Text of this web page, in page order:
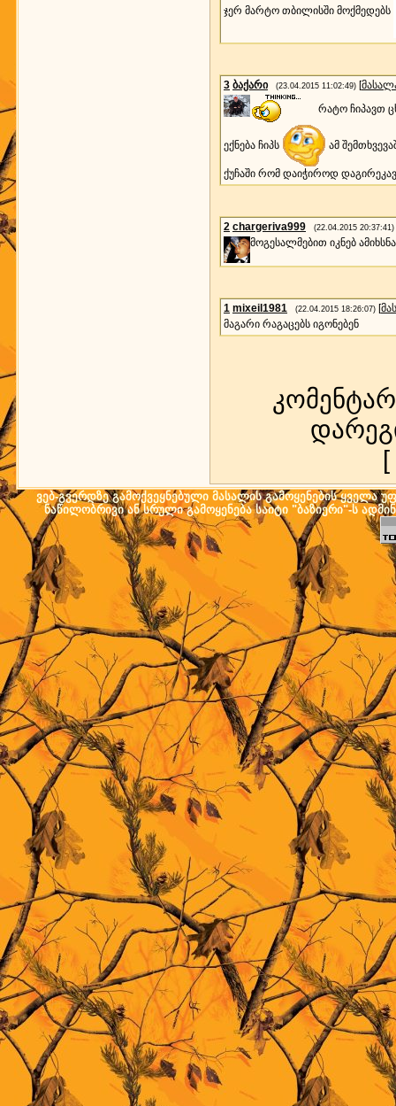
ჯერ მარტო თბილისში მოქმედებს
3 ბაქარი (23.04.2015 11:02:49) [
რატო ჩიპავთ
ექნება ჩიპს ამ
ქუჩაში რომ დაიჭიროდ
2 chargeriva999 (22.04.2015 20:37:41)
მოგესალმებით იკნებ
1 mixeil1981 (22.04.2015 18:26:07) [
მაგარი რაგაცებს იგონებენ
[
ვებ-გვერდზე გამოქვეყნებული მასალის გამოყენების ყველა
ნაწილობრივი ან სრული გამოყენება საიტი "ბაზიერი"-ს